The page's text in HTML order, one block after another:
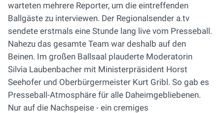
warteten mehrere Reporter, um die eintreffenden
Ballgäste zu interviewen. Der Regionalsender a.tv
sendete erstmals eine Stunde lang live vom Presseball.
Nahezu das gesamte Team war deshalb auf den
Beinen. Im großen Ballsaal plauderte Moderatorin
Silvia Laubenbacher mit Ministerpräsident Horst
Seehofer und Oberbürgermeister Kurt Gribl. So gab es
Presseball-Atmosphäre für alle Daheimgebliebenen.
Nur auf die Nachspeise - ein cremiges